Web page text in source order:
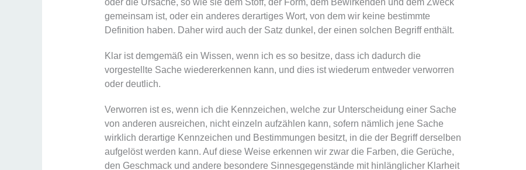
oder die Ursache, so wie sie dem Stoff, der Form, dem Bewirkenden und dem Zweck
gemeinsam ist, oder ein anderes derartiges Wort, von dem wir keine bestimmte
Definition haben. Daher wird auch der Satz dunkel, der einen solchen Begriff enthält.
Klar ist demgemäß ein Wissen, wenn ich es so besitze, dass ich dadurch die
vorgestellte Sache wiedererkennen kann, und dies ist wiederum entweder verworren
oder deutlich.
Verworren ist es, wenn ich die Kennzeichen, welche zur Unterscheidung einer Sache
von anderen ausreichen, nicht einzeln aufzählen kann, sofern nämlich jene Sache
wirklich derartige Kennzeichen und Bestimmungen besitzt, in die der Begriff derselben
aufgelöst werden kann. Auf diese Weise erkennen wir zwar die Farben, die Gerüche,
den Geschmack und andere besondere Sinnesgegenstände mit hinlänglicher Klarheit